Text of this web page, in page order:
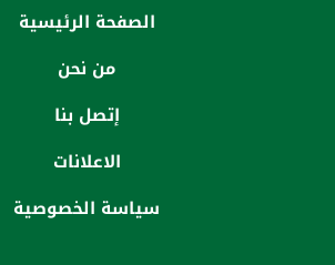
الصفحة الرئيسية
من نحن
إتصل بنا
الاعلانات
سياسة الخصوصية